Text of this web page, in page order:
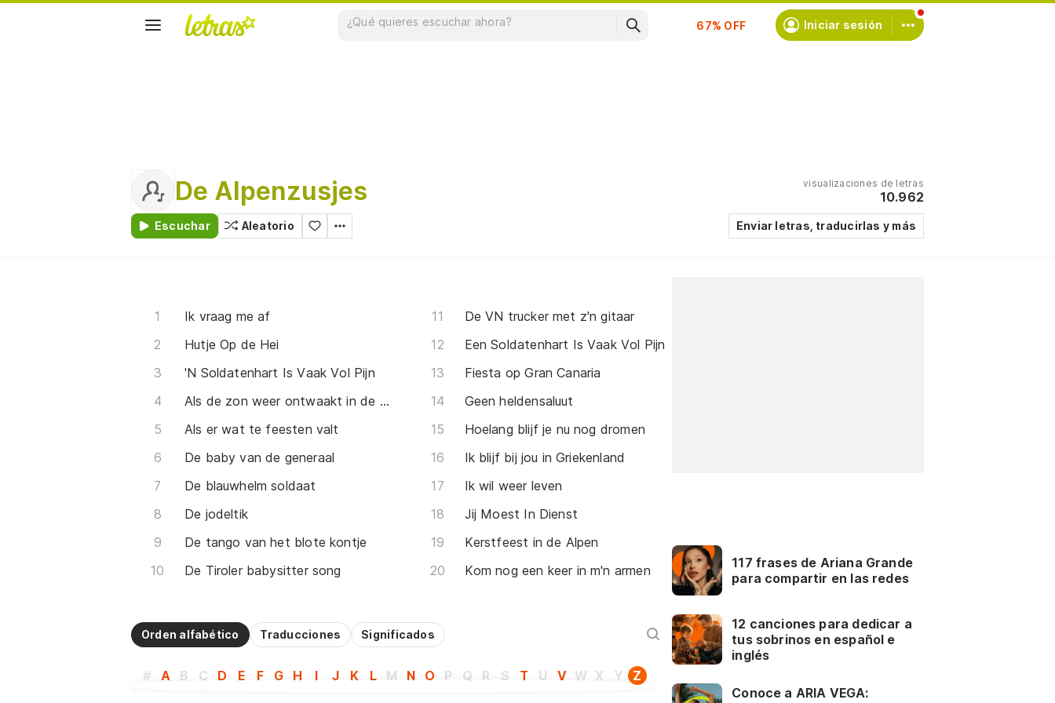
Suscríbete Iniciar sesión
De Alpenzusjes
Escuchar Aleatorio
visualizaciones de letras
10.962
Enviar letras, traducirlas y más
Ik vraag me af
Hutje Op de Hei
'N Soldatenhart Is Vaak Vol Pijn
Als de zon weer ontwaakt in de bergen
Als er wat te feesten valt
De baby van de generaal
De blauwhelm soldaat
De jodeltik
De tango van het blote kontje
De Tiroler babysitter song
De VN trucker met z'n gitaar
Een Soldatenhart Is Vaak Vol Pijn
Fiesta op Gran Canaria
Geen heldensaluut
Hoelang blijf je nu nog dromen
Ik blijf bij jou in Griekenland
Ik wil weer leven
Jij Moest In Dienst
Kerstfeest in de Alpen
Kom nog een keer in m'n armen
Orden alfabético Traducciones Significados
# A B C D E F G H I J K L M N O P Q R S T U V W X Y Z
117 frases de Ariana Grande
para compartir en las redes
12 canciones para dedicar a
tus sobrinos en español e
inglés
Conoce a ARIA VEGA: